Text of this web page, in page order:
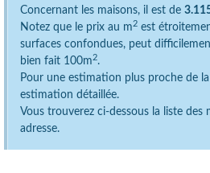
Concernant les maisons, il est de
Notez que le prix au m 2 est
surfaces confondues, peut
bien fait 100m 2.
Pour une estimation plus proche de
estimation détaillée.
Vous trouverez ci-dessous la liste
adresse.